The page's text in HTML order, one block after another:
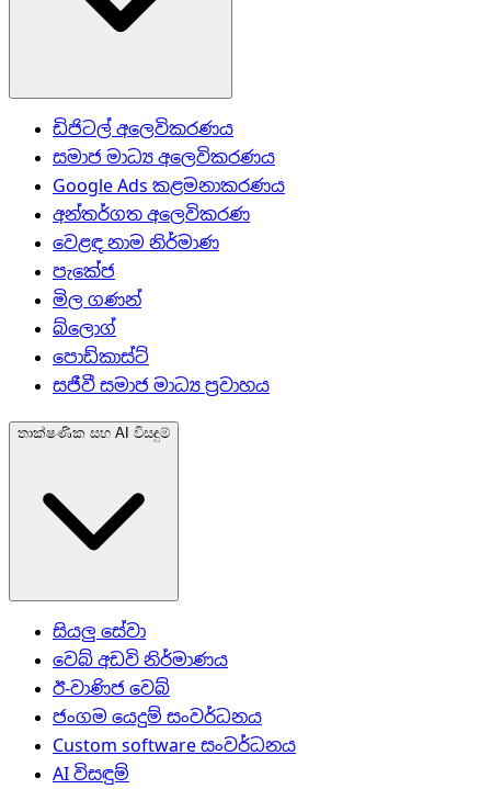
ඩිජිටල් අලෙවිකරණය
සමාජ මාධ්‍ය අලෙවිකරණය
Google Ads කළමනාකරණය
අන්තර්ගත අලෙවිකරණ
වෙළඳ නාම නිර්මාණ
පැකේජ
මිල ගණන්
බ්ලොග්
පොඩ්කාස්ට්
සජීවී සමාජ මාධ්‍ය ප්‍රවාහය
තාක්ෂණික සහ AI විසඳුම්
සියලු සේවා
වෙබ් අඩවි නිර්මාණය
ඊ-වාණිජ වෙබ්
ජංගම යෙදුම් සංවර්ධනය
Custom software සංවර්ධනය
AI විසඳුම්